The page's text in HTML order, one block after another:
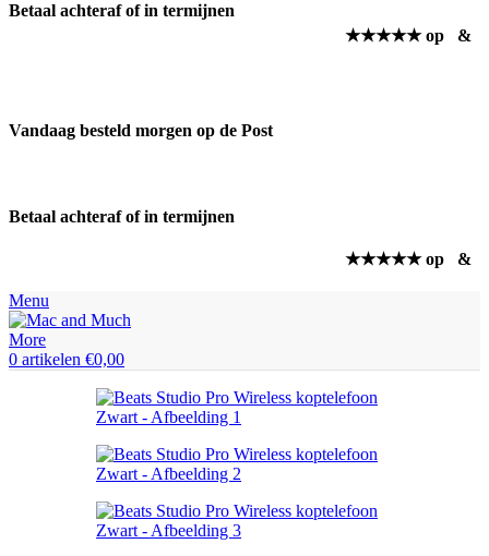
Betaal achteraf of in termijnen
★★★★★ op
&
Vandaag besteld morgen op de Post
Betaal achteraf of in termijnen
★★★★★ op &
Menu
0 artikelen €0,00